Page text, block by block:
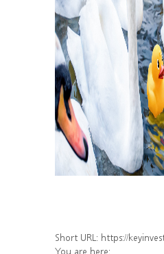
Short URL: https://keyinvest-de.ubs.com/
You are here: